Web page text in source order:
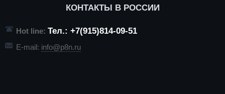
КОНТАКТЫ В РОССИИ
Hot line: Тел.: +7(915)814-09-51
E-mail: info@p8n.ru